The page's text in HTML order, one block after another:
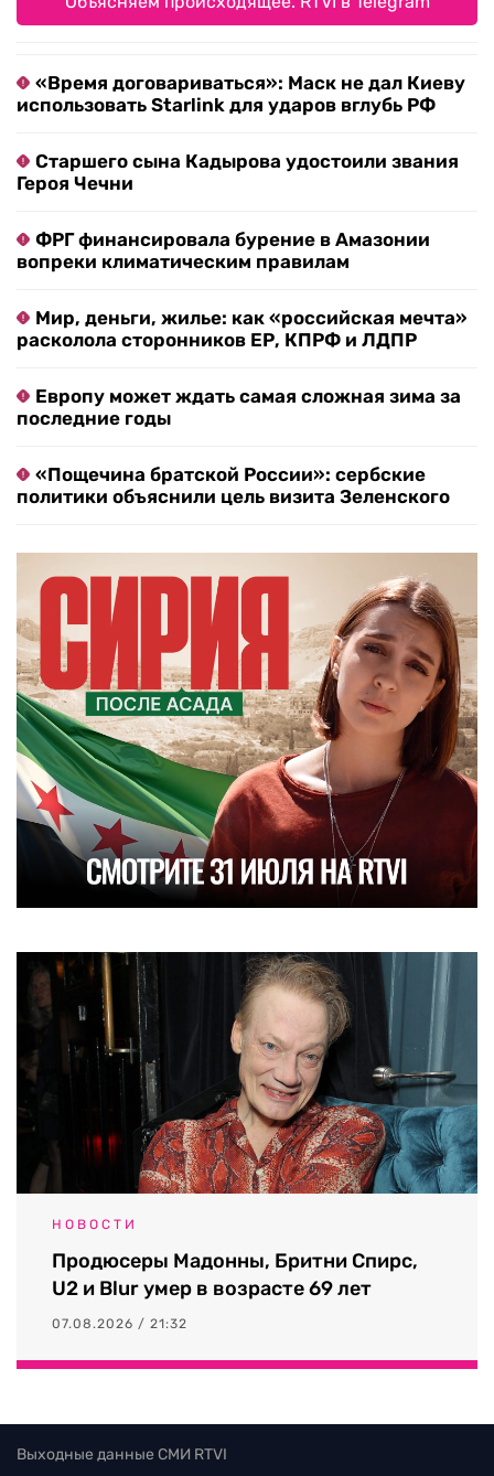
«Время договариваться»: Маск не дал Киеву
использовать Starlink для ударов вглубь РФ
Старшего сына Кадырова удостоили звания
Героя Чечни
ФРГ финансировала бурение в Амазонии
вопреки климатическим правилам
Мир, деньги, жилье: как «российская мечта»
расколола сторонников ЕР, КПРФ и ЛДПР
Европу может ждать самая сложная зима за
последние годы
«Пощечина братской России»: сербские
политики объяснили цель визита Зеленского
НОВОСТИ
Продюсеры Мадонны, Бритни Спирс,
U2 и Blur умер в возрасте 69 лет
07.08.2026 / 21:32
Выходные данные СМИ RTVI